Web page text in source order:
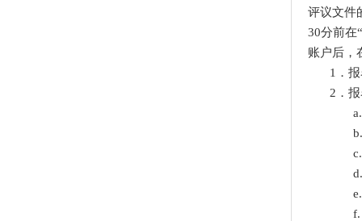
评议文件
30分前在
账户后，
1．
2．